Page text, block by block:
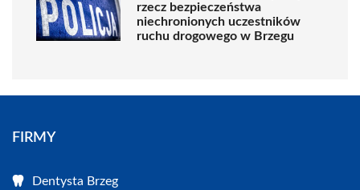
rzecz bezpieczeństwa
niechronionych uczestników
ruchu drogowego w Brzegu
FIRMY
Dentysta Brzeg